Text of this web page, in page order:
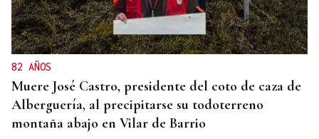
82 AÑOS
Muere José Castro, presidente del coto de caza de
Alberguería, al precipitarse su todoterreno
montaña abajo en Vilar de Barrio